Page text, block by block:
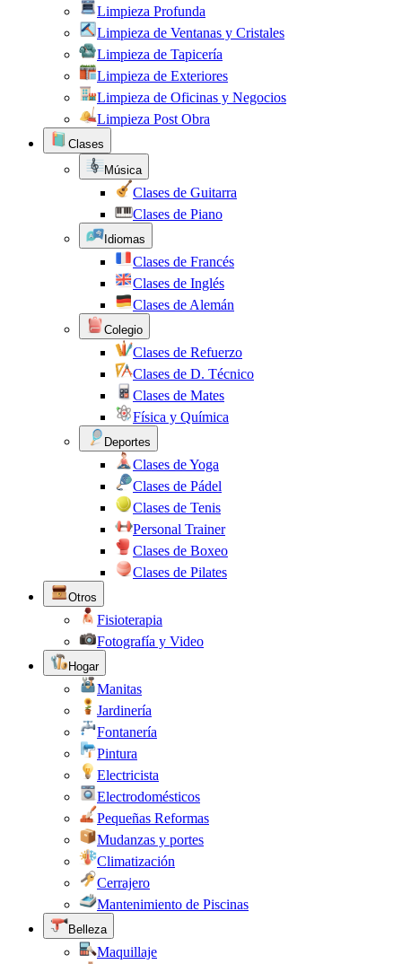
Limpieza Profunda
Limpieza de Ventanas y Cristales
Limpieza de Tapicería
Limpieza de Exteriores
Limpieza de Oficinas y Negocios
Limpieza Post Obra
Clases
Música
Clases de Guitarra
Clases de Piano
Idiomas
Clases de Francés
Clases de Inglés
Clases de Alemán
Colegio
Clases de Refuerzo
Clases de D. Técnico
Clases de Mates
Física y Química
Deportes
Clases de Yoga
Clases de Pádel
Clases de Tenis
Personal Trainer
Clases de Boxeo
Clases de Pilates
Otros
Fisioterapia
Fotografía y Video
Hogar
Manitas
Jardinería
Fontanería
Pintura
Electricista
Electrodomésticos
Pequeñas Reformas
Mudanzas y portes
Climatización
Cerrajero
Mantenimiento de Piscinas
Belleza
Maquillaje